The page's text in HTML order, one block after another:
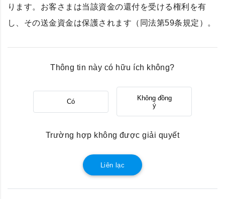
ります。お客さまは当該資金の還付を受ける権利を有
し、その送金資金は保護されます（同法第59条規定）。
Thông tin này có hữu ích không?
Có
Không đồng
ý
Trường hợp không được giải quyết
Liên lạc